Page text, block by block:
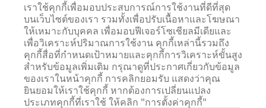
เราใช้คุกกี้เพื่อมอบประสบการณ์การใช้งานที่ดีที่สุด
บนเว็บไซต์ของเรา รวมทั้งเพื่อปรับเนื้อหาและโฆษณา
ให้เหมาะกับบุคคล เพื่อมอบฟีเจอร์โซเชียลมีเดียและ
เพื่อวิเคราะห์ปริมาณการใช้งาน คุกกี้เหล่านี้รวมถึง
คุกกี้สื่อที่กำหนดเป้าหมายและคุกกี้การวิเคราะห์ขั้นสูง
สำหรับข้อมูลเพิ่มเติม กรุณาดูที่ประกาศเกี่ยวกับข้อมูล
ของเราในหน้าคุกกี้ การคลิกยอมรับ แสดงว่าคุณ
ยินยอมให้เราใช้คุกกี้ หากต้องการเปลี่ยนแปลง
ประเภทคุกกี้ที่เราใช้ ให้คลิก "การตั้งค่าคุกกี้"